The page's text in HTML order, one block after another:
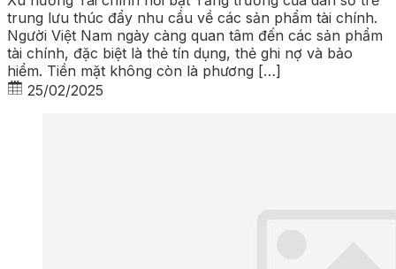
trung lưu thúc đẩy nhu cầu về các sản phẩm tài chính.
Người Việt Nam ngày càng quan tâm đến các sản phẩm
tài chính, đặc biệt là thẻ tín dụng, thẻ ghi nợ và bảo
hiểm. Tiền mặt không còn là phương […]
25/02/2025